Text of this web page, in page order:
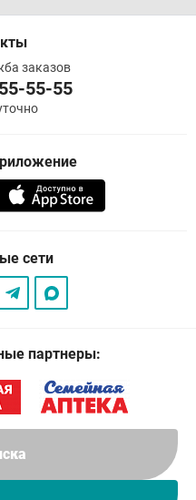
заказов
55-55
сети
партнеры: